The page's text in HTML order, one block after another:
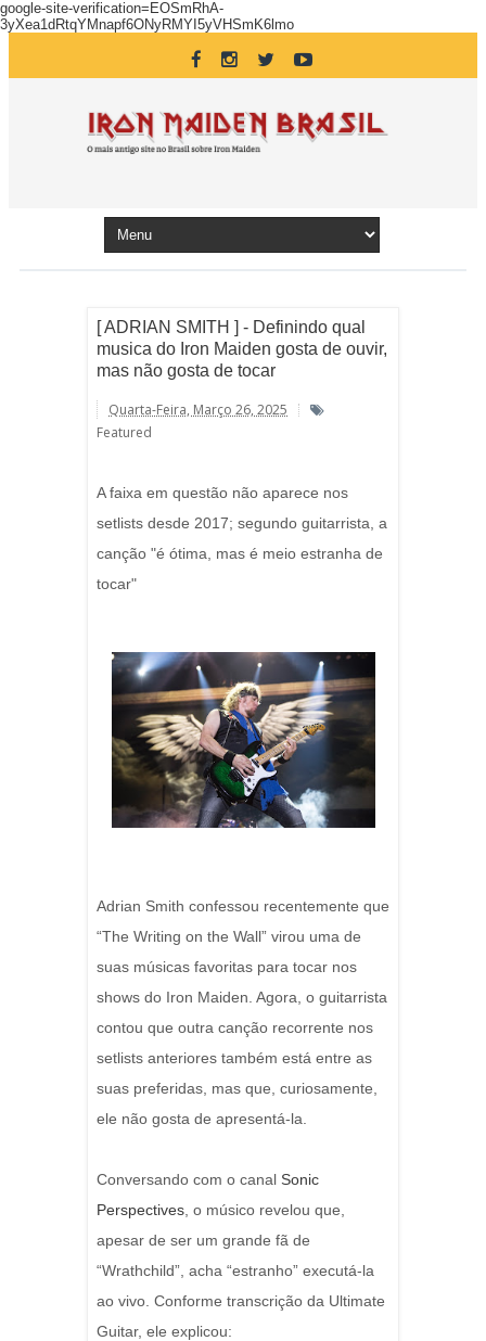
google-site-verification=EOSmRhA-
3yXea1dRtqYMnapf6ONyRMYI5yVHSmK6lmo
[ ADRIAN SMITH ] - Definindo qual
musica do Iron Maiden gosta de ouvir,
mas não gosta de tocar
Quarta-Feira, Março 26, 2025
Featured
A faixa em questão não aparece nos
setlists desde 2017; segundo guitarrista, a
canção "é ótima, mas é meio estranha de
tocar"
Adrian Smith confessou recentemente que
“The Writing on the Wall” virou uma de
suas músicas favoritas para tocar nos
shows do Iron Maiden. Agora, o guitarrista
contou que outra canção recorrente nos
setlists anteriores também está entre as
suas preferidas, mas que, curiosamente,
ele não gosta de apresentá-la.
Conversando com o canal Sonic
Perspectives , o músico revelou que,
apesar de ser um grande fã de
“Wrathchild”, acha “estranho” executá-la
ao vivo. Conforme transcrição da Ultimate
Guitar, ele explicou: